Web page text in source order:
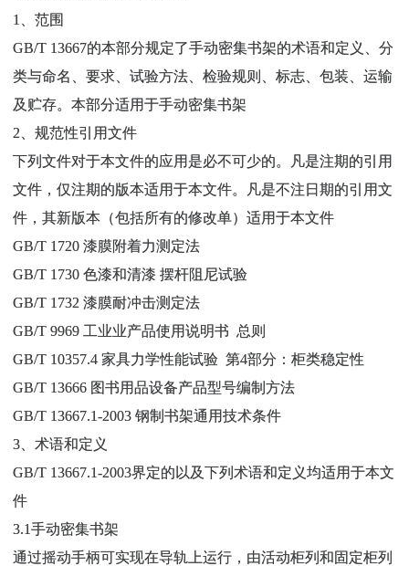
1、范围
GB/T 13667的本部分规定了手动密集书架的术语和定义、分
类与命名、要求、试验方法、检验规则、标志、包装、运输
及贮存。本部分适用于手动密集书架
2、规范性引用文件
下列文件对于本文件的应用是必不可少的。凡是注期的引用
文件，仅注期的版本适用于本文件。凡是不注日期的引用文
件，其新版本（包括所有的修改单）适用于本文件
GB/T 1720 漆膜附着力测定法
GB/T 1730 色漆和清漆 摆杆阻尼试验
GB/T 1732 漆膜耐冲击测定法
GB/T 9969 工业业产品使用说明书 总则
GB/T 10357.4 家具力学性能试验 第4部分：柜类稳定性
GB/T 13666 图书用品设备产品型号编制方法
GB/T 13667.1-2003 钢制书架通用技术条件
3、术语和定义
GB/T 13667.1-2003界定的以及下列术语和定义均适用于本文
件
3.1手动密集书架
通过摇动手柄可实现在导轨上运行，由活动柜列和固定柜列